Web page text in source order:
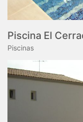
Piscina El
Piscinas